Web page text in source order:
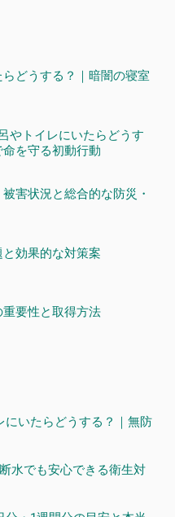
どうする？｜暗闇の寝室
やトイレにいたらどうす
を守る初動行動
害状況と総合的な防災・
効果的な対策案
要性と取得方法
にいたらどうする？｜無防
水でも安心できる衛生対